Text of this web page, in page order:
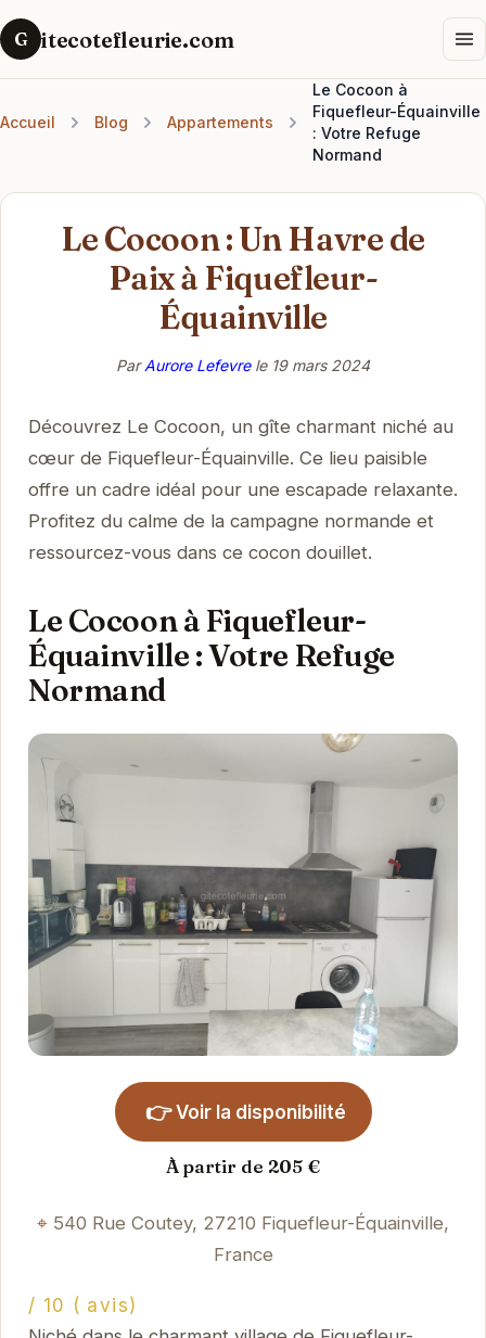
G itecotefleurie.com
Accueil Blog Appartements
Le Cocoon à
Fiquefleur-Équainville
: Votre Refuge
Normand
Le Cocoon : Un Havre de
Paix à Fiquefleur-
Équainville
ParAurore Lefevrele 19 mars 2024
Découvrez Le Cocoon, un gîte charmant niché au
cœur de Fiquefleur-Équainville. Ce lieu paisible
offre un cadre idéal pour une escapade relaxante.
Profitez du calme de la campagne normande et
ressourcez-vous dans ce cocon douillet.
Le Cocoon à Fiquefleur-
Équainville : Votre Refuge
Normand
👉 Voir la disponibilité
À partir de 205 €
540 Rue Coutey, 27210 Fiquefleur-Équainville,
France
/ 10 ( avis)